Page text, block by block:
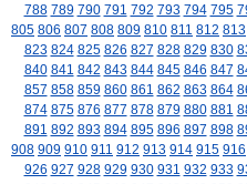
788 789 790 791 792 793 794 795
805 806 807 808 809 810 811 812 813
823 824 825 826 827 828 829 830
840 841 842 843 844 845 846 847
857 858 859 860 861 862 863 864
874 875 876 877 878 879 880 881
891 892 893 894 895 896 897 898
908 909 910 911 912 913 914 915 916
926 927 928 929 930 931 932 933